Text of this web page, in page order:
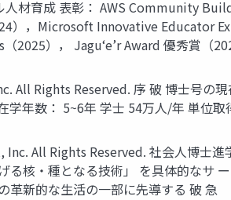
人材育成 表彰： AWS Community
），Microsoft Innovative Educator
2025）， Jagu‘e’r Award 優秀賞（
All Rights Reserved. 序 破 博士号の
学年数： 5~6年 学士 54万人/年 単位
All Rights Reserved. 社会人博士
る核・種となる技術」 を具体的なサ
革新的な生活の一部に先導する 破 急